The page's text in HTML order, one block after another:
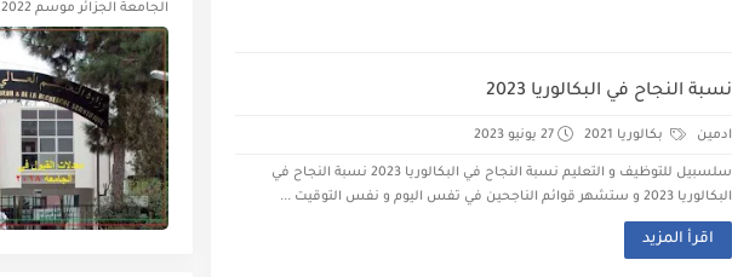
نسبة النجاح في البكالوريا 2023
ادمين بكالوريا 2021 27 يونيو 2023
سلسبيل للتوظيف و التعليم نسبة النجاح في البكالوريا 2023 نسبة النجاح في
البكالوريا 2023 و ستشهر قوائم الناجحين في تفس اليوم و نفس التوقيت ...
اقرأ المزيد
الجامعة الجزائر موسم 2022 - 2023 . من…